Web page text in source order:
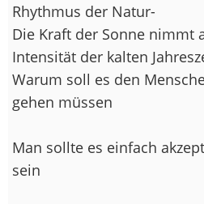
Rhythmus der Natur-
Die Kraft der Sonne nimmt
Intensität der kalten
Warum soll es den
gehen müssen
Man sollte es einfach
sein